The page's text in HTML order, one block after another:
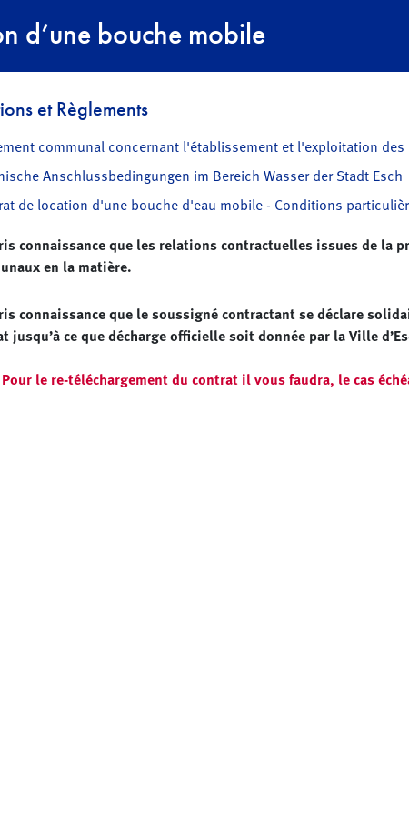
d’une bouche mobile
et Règlements
communal concernant l'établissement et l'exploitation
Anschlussbedingungen im Bereich Wasser der Stadt Esch
de location d'une bouche d'eau mobile - Conditions
connaissance que les relations contractuelles issues de la
en la matière.
connaissance que le soussigné contractant se déclare
jusqu’à ce que décharge officielle soit donnée par la Ville
le re-téléchargement du contrat il vous faudra, le cas